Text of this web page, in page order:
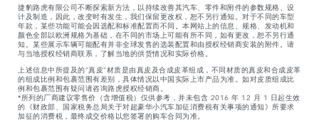
捷豹路虎有限公司不断探索新方法，以持续改善其汽车、零件和附件的参数规格、设
计及制造，因此，改变时有发生，我们保留更改权，恕不另行通知。对于不同的车型
年款，某些功能可能会因选配和标准配置而不同。本网站上的信息、规格、发动机和
颜色全部以欧洲规格为基础，在不同的市场上可能有所不同，如有更改，恕不另行通
知。某些展示车辆可能配有并非全球发售的选装配置和由授权经销商安装的附件。请
与当地授权经销商联系，了解当地的供货情况和实际价格。
上述信息中所提及的“真皮”材质是由真皮及合成皮革组成，不同材质的真皮和合成皮革
的组成比例和包裹范围有差别，具体情况以中国实际上市产品为准。如对皮质组成比
例和包裹范围有疑问请咨询路虎授权经销商。
*所列的厂商建议零售价（含增值税）仅供参考，并未包含 2016 年 12 月 1 日起生效
的《财政部、国家税务总局关于对超豪华小汽车加征消费税有关事项的通知》所要求
加征的消费税，最终成交价格以您签署的购车合同为准。